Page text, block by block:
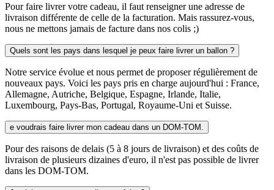
Pour faire livrer votre cadeau, il faut renseigner une adresse de
livraison différente de celle de la facturation. Mais rassurez-vous,
nous ne mettons jamais de facture dans nos colis ;)
Quels sont les pays dans lesquel je peux faire livrer un ballon ?
Notre service évolue et nous permet de proposer régulièrement de
nouveaux pays. Voici les pays pris en charge aujourd'hui : France,
Allemagne, Autriche, Belgique, Espagne, Irlande, Italie,
Luxembourg, Pays-Bas, Portugal, Royaume-Uni et Suisse.
e voudrais faire livrer mon cadeau dans un DOM-TOM.
Pour des raisons de delais (5 à 8 jours de livraison) et des coûts de
livraison de plusieurs dizaines d'euro, il n'est pas possible de livrer
dans les DOM-TOM.